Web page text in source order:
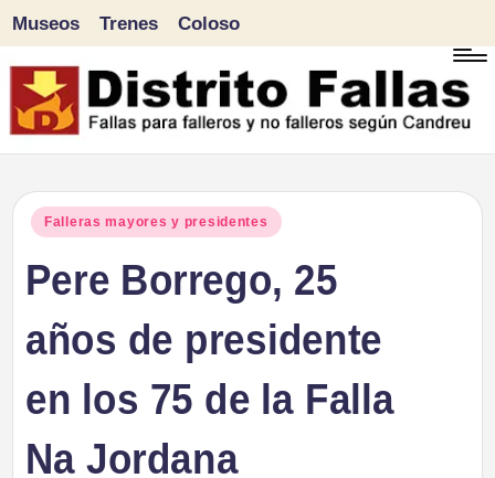
Saltar
al
Museos Trenes Coloso
Publicado
Falleras mayores y presidentes
Pere Borrego, 25
años de presidente
en los 75 de la Falla
Na Jordana